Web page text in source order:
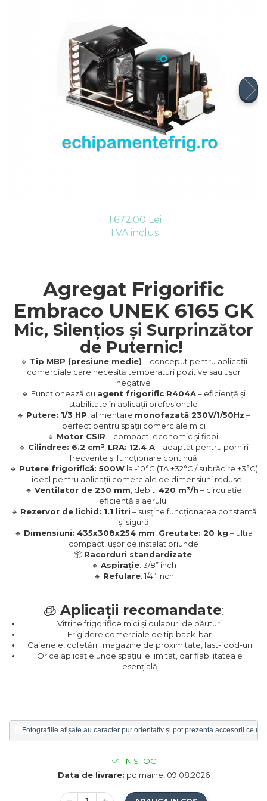
Ventilatoare EbmPapst
Ventilatoare WEIGUANG
Ventilatoare turbina
VENTILATOARE AXIALE
Compresoare Jiaxipera
1.672,00 Lei
TVA inclus
Agregat Frigorific
Embraco UNEK 6165 GK
Mic, Silențios și Surprinzător
de Puternic!
🔹 Tip MBP (presiune medie) – conceput pentru aplicații
comerciale care necesită temperaturi pozitive sau ușor
negative
🔹 Funcționează cu agent frigorific R404A– eficiență și
stabilitate în aplicații profesionale
🔹 Putere: 1/3 HP , alimentare monofazată 230V/1/50Hz –
perfect pentru spații comerciale mici
🔹 Motor CSIR – compact, economic și fiabil
🔹 Cilindree: 6.2 cm³ LRA: 12.4 A– adaptat pentru porniri
frecvente și funcționare continuă
🔹 Putere frigorifică: 500Wla -10°C (TA +32°C / subrăcire +3°C)
– ideal pentru aplicații comerciale de dimensiuni reduse
🔹 Ventilator de 230 mm , debit: 420 m³/h – circulație
eficientă a aerului
🔹 Rezervor de lichid: 1.1 litri – susține funcționarea constantă
și sigură
🔹 Dimensiuni: 435x308x254 mm Greutate: 20 kg – ultra
compact, ușor de instalat oriunde
📦 Racorduri standardizate:
🔸 Aspirație: 3/8” inch
🔸 Refulare: 1/4” inch
🧊 Aplicații recomandate:
Vitrine frigorifice mici și dulapuri de băuturi
Frigidere comerciale de tip back-bar
Cafenele, cofetării, magazine de proximitate, fast-food-uri
Orice aplicație unde spațiul e limitat, dar fiabilitatea e
esențială
Fotografiile afișate au caracter pur orientativ și pot prezenta accesorii ce
IN STOC
Data de livrare: poimaine, 09.08.2026